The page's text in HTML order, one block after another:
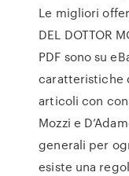
Le migliori
DEL DOTTOR
PDF sono su
caratteristiche
articoli con
Mozzi e
generali per
esiste una